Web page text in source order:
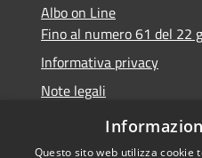
Albo on Line
Fino al numero 61 del 22
Informativa privacy
Note legali
Dichiarazione di
Questo sito web utilizza